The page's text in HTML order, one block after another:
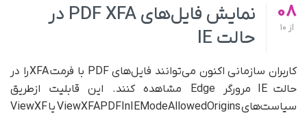
08
از
نمایش فایل‌های PDF XFA در
حالت IE
کاربران سازمانی اکنون می‌توانند فایل‌های PDF با فرمت XFA را در
حالت IE مرورگر Edge مشاهده کنند. این قابلیت ازطریق
سیاست‌های ViewXFAPDFInIEModeAllowedOrigins یا ViewXF